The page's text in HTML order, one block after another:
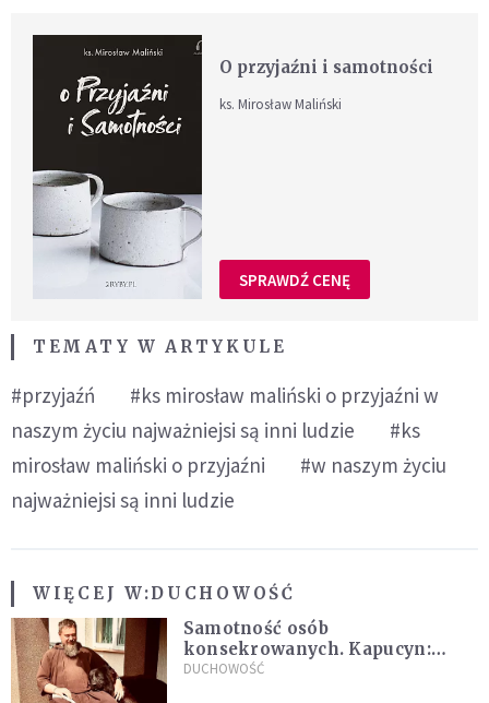
O przyjaźni i samotności
ks. Mirosław Maliński
SPRAWDŹ CENĘ
TEMATY W ARTYKULE
#przyjaźń
#ks mirosław maliński o przyjaźni w
naszym życiu najważniejsi są inni ludzie
#ks
mirosław maliński o przyjaźni
#w naszym życiu
najważniejsi są inni ludzie
WIĘCEJ W:DUCHOWOŚĆ
Samotność osób
konsekrowanych. Kapucyn:
Życie w pojedynkę rzadko jest
DUCHOWOŚĆ